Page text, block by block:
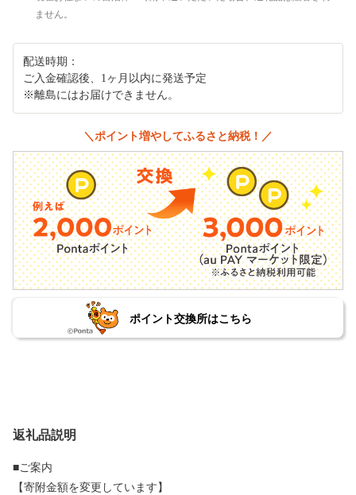
ません。
配送時期：
ご入金確認後、1ヶ月以内に発送予定
※離島にはお届けできません。
＼ポイント増やしてふるさと納税！／
ポイント交換所はこちら
返礼品説明
■ご案内
【寄附金額を変更しています】